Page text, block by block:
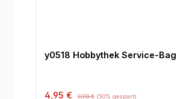
y0518 Hobbythek Service-Bag
Verkaufspreis:
4,95 € Regulärer Preis:
9,90 € (50% gespart)